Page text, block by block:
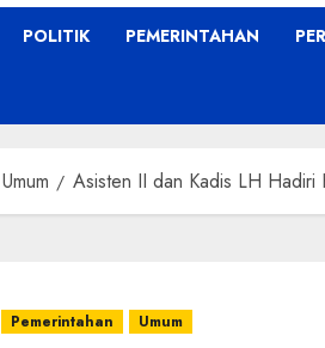
POLITIK PEMERINTAHAN
Umum Asisten II dan Kadis LH Hadiri
Pemerintahan Umum